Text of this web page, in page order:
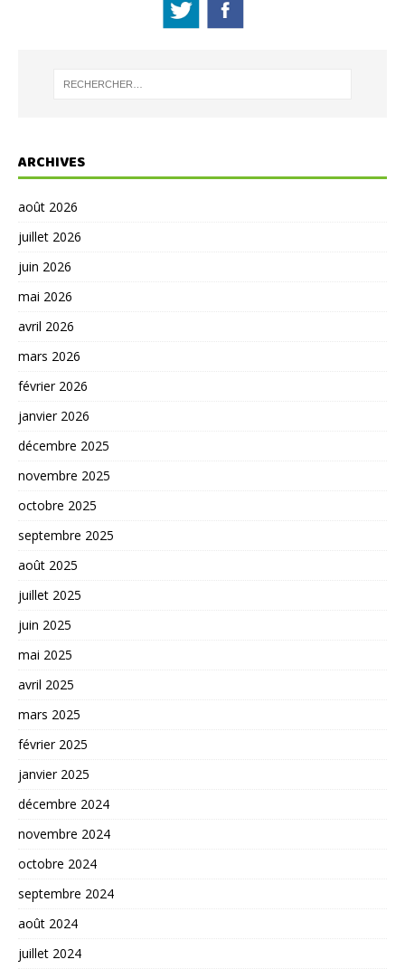
ARCHIVES
août 2026
juillet 2026
juin 2026
mai 2026
avril 2026
mars 2026
février 2026
janvier 2026
décembre 2025
novembre 2025
octobre 2025
septembre 2025
août 2025
juillet 2025
juin 2025
mai 2025
avril 2025
mars 2025
février 2025
janvier 2025
décembre 2024
novembre 2024
octobre 2024
septembre 2024
août 2024
juillet 2024